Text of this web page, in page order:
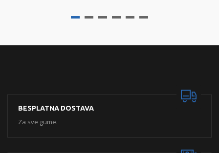
BESPLATNA DOSTAVA
Za sve gume.